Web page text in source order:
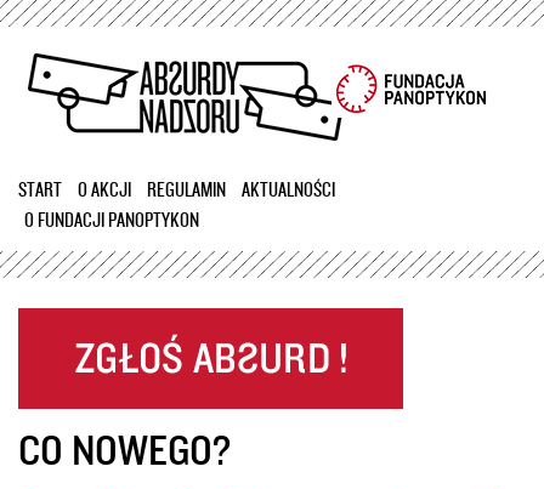
Przejdź
treści
START O AKCJI REGULAMIN
AKTUALNOŚCI
O FUNDACJI PANOPTYKON
CO NOWEGO?